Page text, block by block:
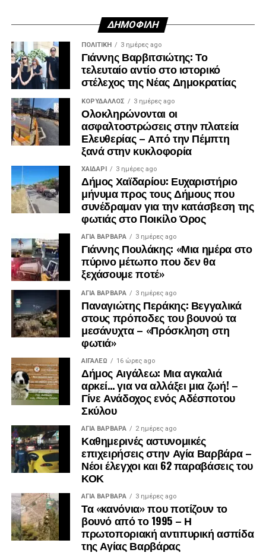
.
.
.
ΔΗΜΟΦΙΛΉ
ΠΟΛΙΤΙΚΉ 3 ημέρες ago
Γιάννης Βαρβιτσιώτης: Το
τελευταίο αντίο στο ιστορικό
στέλεχος της Νέας Δημοκρατίας
ΚΟΡΥΔΑΛΛΟΣ 3 ημέρες ago
Ολοκληρώνονται οι
ασφαλτοστρώσεις στην πλατεία
Ελευθερίας – Από την Πέμπτη
ξανά στην κυκλοφορία
ΧΑΪΔΑΡΙ 3 ημέρες ago
Δήμος Χαϊδαρίου: Ευχαριστήριο
μήνυμα προς τους Δήμους που
συνέδραμαν για την κατάσβεση της
φωτιάς στο Ποικίλο Όρος
ΑΓΙΑ ΒΑΡΒΑΡΑ 3 ημέρες ago
Γιάννης Πουλάκης: «Μια ημέρα στο
πύρινο μέτωπο που δεν θα
ξεχάσουμε ποτέ»
ΑΓΙΑ ΒΑΡΒΑΡΑ 3 ημέρες ago
Παναγιώτης Περάκης: Βεγγαλικά
στους πρόποδες του βουνού τα
μεσάνυχτα – «Πρόσκληση στη
φωτιά»
ΑΙΓΑΛΕΩ 16 ώρες ago
Δήμος Αιγάλεω: Μια αγκαλιά
αρκεί… για να αλλάξει μια ζωή! –
Γίνε Ανάδοχος ενός Αδέσποτου
Σκύλου
ΑΓΙΑ ΒΑΡΒΑΡΑ 2 ημέρες ago
Καθημερινές αστυνομικές
επιχειρήσεις στην Αγία Βαρβάρα –
Νέοι έλεγχοι και 62 παραβάσεις του
ΚΟΚ
ΑΓΙΑ ΒΑΡΒΑΡΑ 3 ημέρες ago
Τα «κανόνια» που ποτίζουν το
βουνό από το 1995 – Η
πρωτοποριακή αντιπυρική ασπίδα
της Αγίας Βαρβάρας